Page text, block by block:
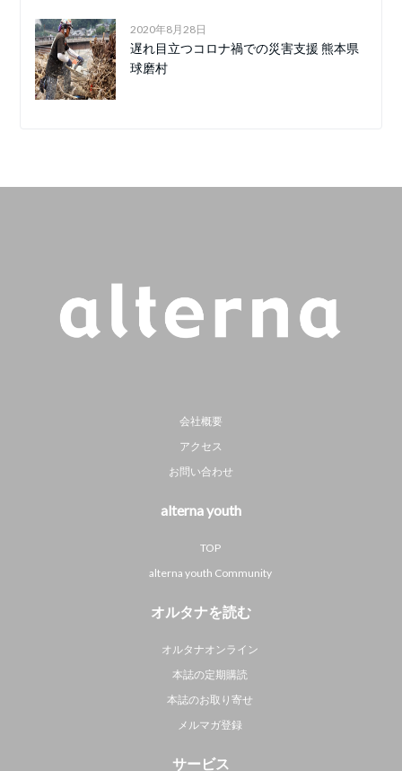
2020年8月28日
遅れ目立つコロナ禍での災害支援 熊本県
球磨村
会社概要
アクセス
お問い合わせ
alterna youth
TOP
alterna youth Community
オルタナを読む
オルタナオンライン
本誌の定期購読
本誌のお取り寄せ
メルマガ登録
サービス